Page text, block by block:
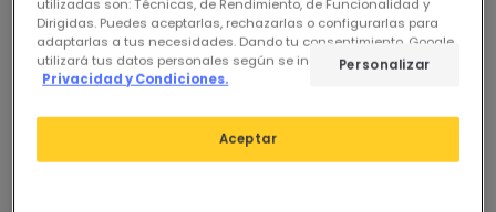
utilizadas son: Técnicas, de Rendimiento, de Funcionalidad y
Dirigidas. Puedes aceptarlas, rechazarlas o configurarlas para
adaptarlas a tus necesidades. Dando tu consentimiento, Google
utilizará tus datos personales según se indica en su sitio de
Privacidad y Condiciones.
Aceptar
Personalizar